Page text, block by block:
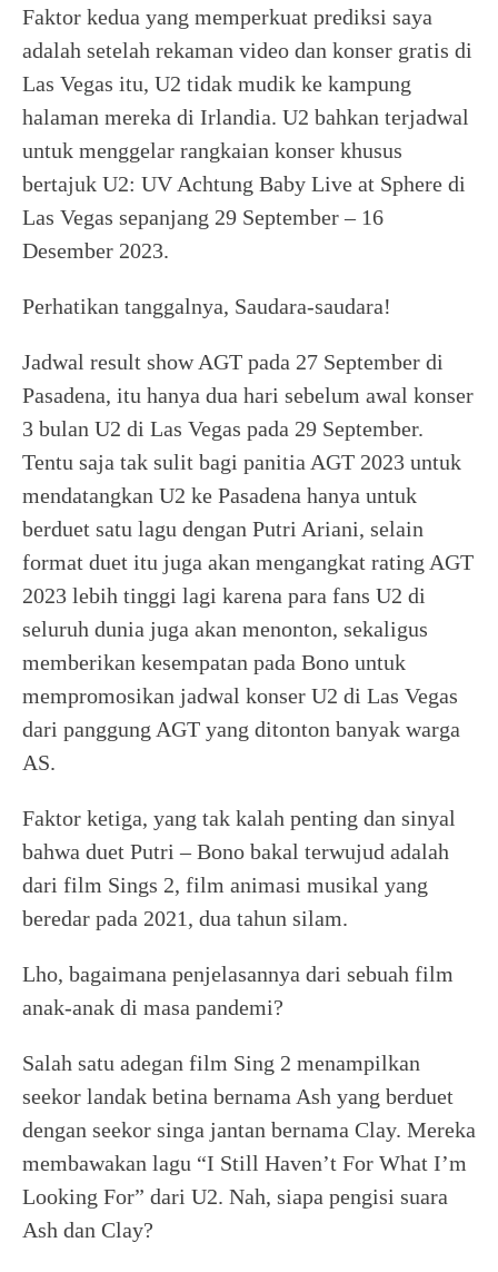
Faktor kedua yang memperkuat prediksi saya
adalah setelah rekaman video dan konser gratis di
Las Vegas itu, U2 tidak mudik ke kampung
halaman mereka di Irlandia. U2 bahkan terjadwal
untuk menggelar rangkaian konser khusus
bertajuk U2: UV Achtung Baby Live at Sphere di
Las Vegas sepanjang 29 September – 16
Desember 2023.
Perhatikan tanggalnya, Saudara-saudara!
Jadwal result show AGT pada 27 September di
Pasadena, itu hanya dua hari sebelum awal konser
3 bulan U2 di Las Vegas pada 29 September.
Tentu saja tak sulit bagi panitia AGT 2023 untuk
mendatangkan U2 ke Pasadena hanya untuk
berduet satu lagu dengan Putri Ariani, selain
format duet itu juga akan mengangkat rating AGT
2023 lebih tinggi lagi karena para fans U2 di
seluruh dunia juga akan menonton, sekaligus
memberikan kesempatan pada Bono untuk
mempromosikan jadwal konser U2 di Las Vegas
dari panggung AGT yang ditonton banyak warga
AS.
Faktor ketiga, yang tak kalah penting dan sinyal
bahwa duet Putri – Bono bakal terwujud adalah
dari film Sings 2, film animasi musikal yang
beredar pada 2021, dua tahun silam.
Lho, bagaimana penjelasannya dari sebuah film
anak-anak di masa pandemi?
Salah satu adegan film Sing 2 menampilkan
seekor landak betina bernama Ash yang berduet
dengan seekor singa jantan bernama Clay. Mereka
membawakan lagu “I Still Haven’t For What I’m
Looking For” dari U2. Nah, siapa pengisi suara
Ash dan Clay?